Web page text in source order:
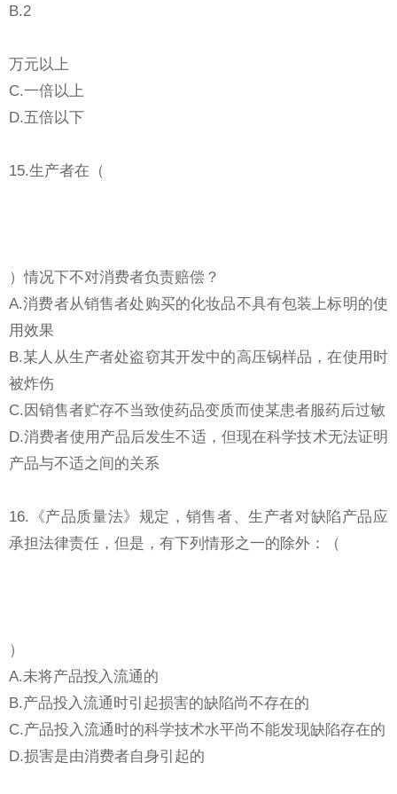
B.2
万元以上
C.一倍以上
D.五倍以下
15.生产者在（
）情况下不对消费者负责赔偿？
A.消费者从销售者处购买的化妆品不具有包装上标明的使
用效果
B.某人从生产者处盗窃其开发中的高压锅样品，在使用时
被炸伤
C.因销售者贮存不当致使药品变质而使某患者服药后过敏
D.消费者使用产品后发生不适，但现在科学技术无法证明
产品与不适之间的关系
16.《产品质量法》规定，销售者、生产者对缺陷产品应
承担法律责任，但是，有下列情形之一的除外：（
）
A.未将产品投入流通的
B.产品投入流通时引起损害的缺陷尚不存在的
C.产品投入流通时的科学技术水平尚不能发现缺陷存在的
D.损害是由消费者自身引起的